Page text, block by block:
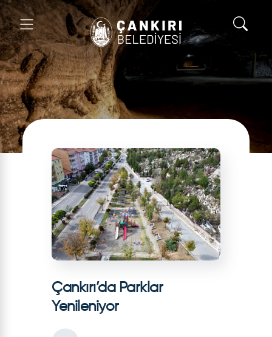
Çankırı’da Parklar
Yenileniyor